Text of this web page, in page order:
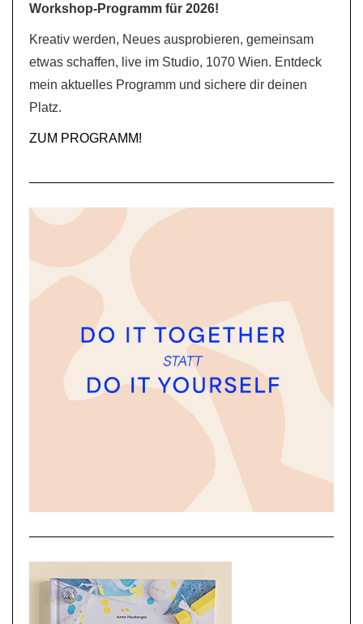
Workshop-Programm für 2026!
Kreativ werden, Neues ausprobieren, gemeinsam
etwas schaffen, live im Studio, 1070 Wien. Entdeck
mein aktuelles Programm und sichere dir deinen
Platz.
ZUM PROGRAMM!